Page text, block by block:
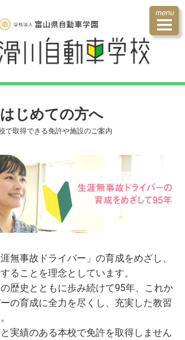
はじめての方へ
で取得できる免許や施設のご案内
無事故ドライバー」の育成をめざし、
ることを理念としています。
歴史とともに歩み続けて95年、これか
の育成に全力を尽くし、充実した教習
実績のある本校で免許を取得しません